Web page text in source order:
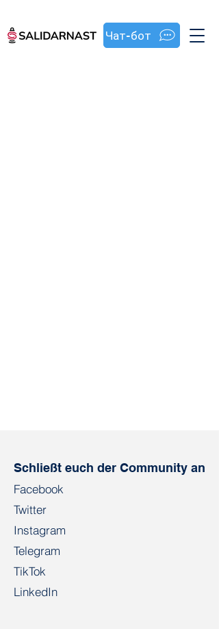
Чат-бот
Schließt euch der Community an
Facebook
Twitter
Instagram
Telegram
TikTok
LinkedIn